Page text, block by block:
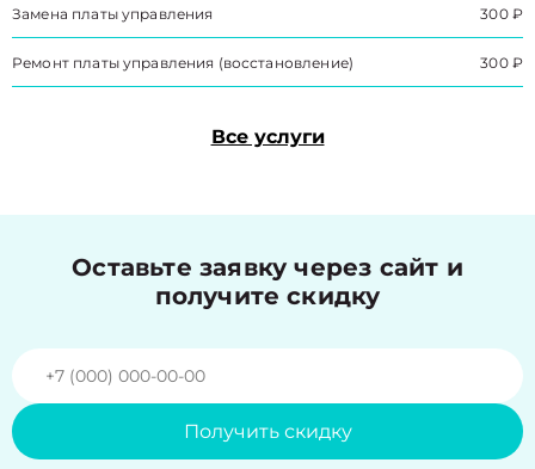
Замена платы управления 300 ₽
Ремонт платы управления (восстановление) 300 ₽
Все услуги
Оставьте заявку через сайт и
получите скидку
Получить скидку